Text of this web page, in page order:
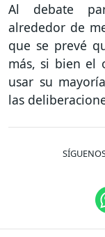
Al debate
alrededor de
que se prevé
más, si bien el
usar su
las